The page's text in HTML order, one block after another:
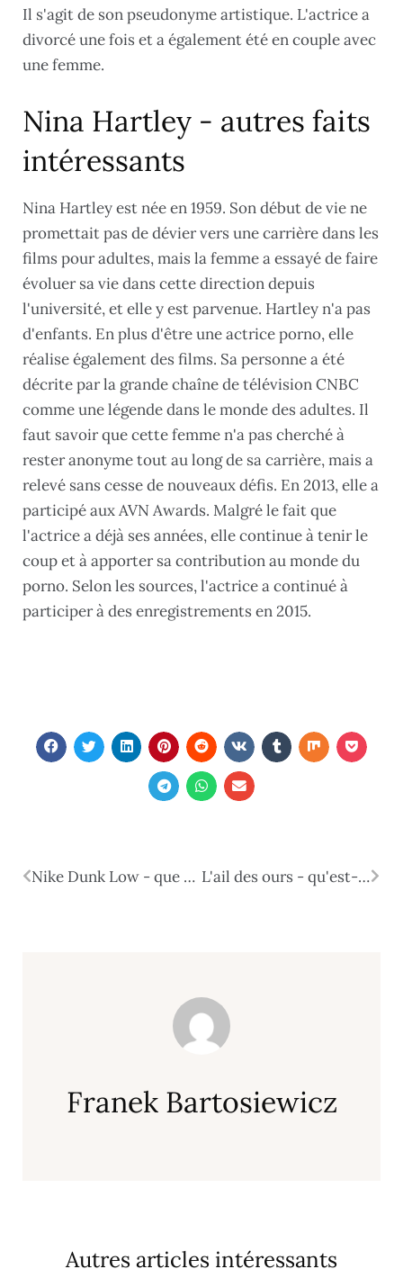
Il s'agit de son pseudonyme artistique. L'actrice a
divorcé une fois et a également été en couple avec
une femme.
Nina Hartley - autres faits
intéressants
Nina Hartley est née en 1959. Son début de vie ne
promettait pas de dévier vers une carrière dans les
films pour adultes, mais la femme a essayé de faire
évoluer sa vie dans cette direction depuis
l'université, et elle y est parvenue. Hartley n'a pas
d'enfants. En plus d'être une actrice porno, elle
réalise également des films. Sa personne a été
décrite par la grande chaîne de télévision CNBC
comme une légende dans le monde des adultes. Il
faut savoir que cette femme n'a pas cherché à
rester anonyme tout au long de sa carrière, mais a
relevé sans cesse de nouveaux défis. En 2013, elle a
participé aux AVN Awards. Malgré le fait que
l'actrice a déjà ses années, elle continue à tenir le
coup et à apporter sa contribution au monde du
porno. Selon les sources, l'actrice a continué à
participer à des enregistrements en 2015.
Nike Dunk Low - que sont ces chaussures et pourquoi sont-elles populaires ? L'ail des ours - qu'est-ce que cette plante ?
Franek Bartosiewicz
Autres articles intéressants